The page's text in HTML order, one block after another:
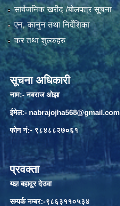
सार्वजनिक खरीद /बोलपत्र सूचना
एन, कानुन तथा निर्देशिका
कर तथा शुल्कहरु
सूचना अधिकारी
नाम:- नबराज ओझा
ईमेल:- nabrajojha568@gmail.com
फोन नं:- ९८४८८२७०६१
प्रवक्ता
यज्ञ बहादुर देउवा
सम्पर्क नम्बर:-९८६३११०५३४